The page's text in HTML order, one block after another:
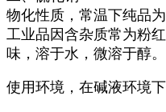
物化性质，常温下纯品
工业品因含杂质常为粉
味，溶于水，微溶于醇。
使用环境，在碱液环境下